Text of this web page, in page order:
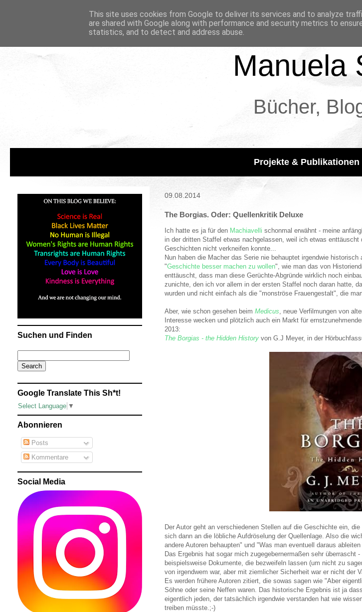
Manuela
Bücher,
Projekte & Publikationen
09.08.2014
The Borgias. Oder: Quellenkritik Deluxe
Ich hatte es ja für den Machiavelli schonmal erwähnt - meine
in der dritten Staffel etwas nachgelassen, weil ich etwas
Geschichten nicht verkneifen konnte...
Nun haben die Macher das Serie nie behauptet irgendwie
"Geschichte besser machen zu wollen", wie man das von
enttäuscht, dass man diese Gerüchte-Abgründe wirklich noch
zunichte, den ich vor allem in der ersten Staffel noch daran hatte,
wurden und nicht einfach als die "monströse Frauengestalt", die
Aber, wie schon gesehen beim Medicus, neue Verfilmungen von
Interesse wecken und plötzlich auch ein Markt für
2013:
The Borgias - the Hidden History von G.J Meyer, in der
Der Autor geht an verschiedenen Stellen auf die Geschichte ein,
sich dann an die löbliche Aufdröselung der Quellenlage. Also die
andere Autoren behaupten" und "Was man eventuell daraus
Das Ergebnis hat sogar mich zugegebernermaßen sehr überrascht
beispielsweise Dokumente, die bezweifeln lassen (um nicht zu
von irgendwem war, aber mit ziemlicher Sicherheit war er nicht der
Es werden frühere Autoren zitiert, die sowas sagen wie "Aber
Söhne oder seine Neffen waren. Das historische Ergebnis ist ja
eigentlich jeden, der tatsächlich irgendwie verstanden hat wie
treiben müsste.;-)
Suchen und Finden
Google Translate This Sh*t!
Select Language ▼
Abonnieren
Posts
Kommentare
Social Media
This site uses cookies from Google to deliver its services and to analyze
are shared with Google along with performance and security metrics to
statistics, and to detect and address abuse.